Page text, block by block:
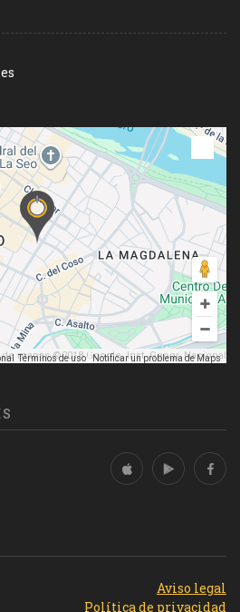
de mapas ©2018 Google, Inst. Geogr. Nacional
Términos de uso Notificar un problema de Maps
Aviso legal
Política de privacidad